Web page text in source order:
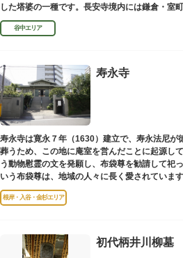
した塔婆の一種です。長安寺境内には鎌倉・室
「長安寺板碑」として台東区の有形文化財に指定
谷中エリア
寿永寺
寿永寺は寛永７年（1630）建立で、寿永法尼が
葬うため、この地に庵室を営んだことに起源し
う動物慰霊の文を発願し、布袋尊を勧請して祀
いう布袋尊は、地域の人々に長く愛されています
根岸・入谷・金杉エリア
初代柄井川柳墓